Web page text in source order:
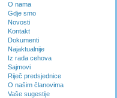
O nama
Gdje smo
Novosti
Kontakt
Dokumenti
Najaktualnije
Iz rada cehova
Sajmovi
Riječ predsjednice
O našim članovima
Vaše sugestije